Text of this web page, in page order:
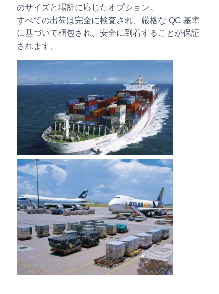
のサイズと場所に応じたオプション。
すべての出荷は完全に検査され、厳格な QC 基準
に基づいて梱包され、安全に到着することが保証
されます。